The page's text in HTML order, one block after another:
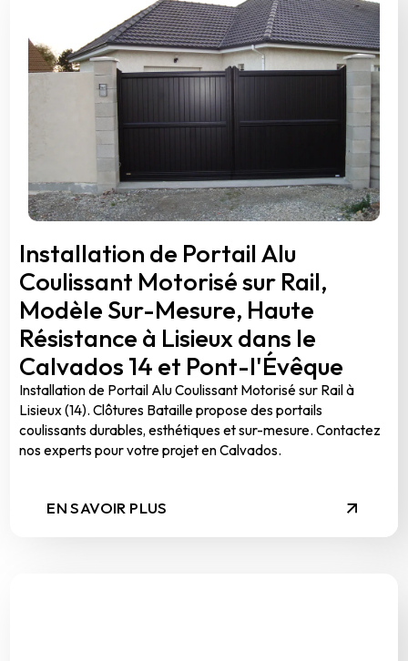
Installation de Portail Alu
Coulissant Motorisé sur Rail,
Modèle Sur-Mesure, Haute
Résistance à Lisieux dans le
Calvados 14 et Pont-l'Évêque
Installation de Portail Alu Coulissant Motorisé sur Rail à
Lisieux (14). Clôtures Bataille propose des portails
coulissants durables, esthétiques et sur-mesure. Contactez
nos experts pour votre projet en Calvados.
EN SAVOIR PLUS